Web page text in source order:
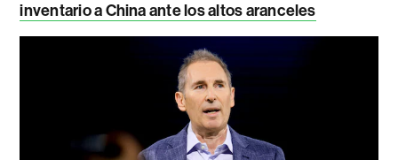
inventario a China ante los altos aranceles